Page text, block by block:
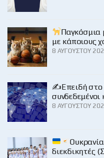
Παγκόσμια
με κάποιους
8 ΑΥΓΟΎΣΤΟΥ
✍️Επειδή στο
συνδεδεμένοι
8 ΑΥΓΟΎΣΤΟΥ
διεκδικητές